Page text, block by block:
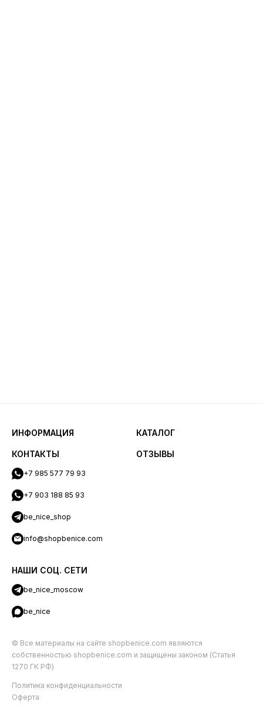
ИНФОРМАЦИЯ КАТАЛОГ
КОНТАКТЫ
+7 985 577 79 93
+7 903 188 85 93
be_nice_shop
info@shopbenice.com
НАШИ СОЦ. СЕТИ
be_nice_moscow
be_nice
ОТЗЫВЫ
© Все материалы на сайте shopbenice.com являются
собственностью shopbenice.com и защищены законом (Статья
1270 ГК РФ)
Политика конфиденциальности
Оферта